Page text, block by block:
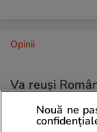
Opinii
Va reuși
rating-ul la
E asumată
Nouă ne